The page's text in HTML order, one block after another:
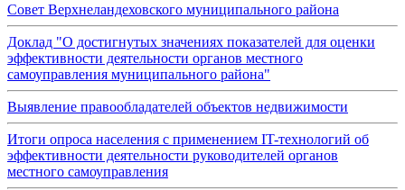
Совет Верхнеландеховского муниципального района
Доклад "О достигнутых значениях показателей для оценки
эффективности деятельности органов местного
самоуправления муниципального района"
Выявление правообладателей объектов недвижимости
Итоги опроса населения с применением IT-технологий об
эффективности деятельности руководителей органов
местного самоуправления